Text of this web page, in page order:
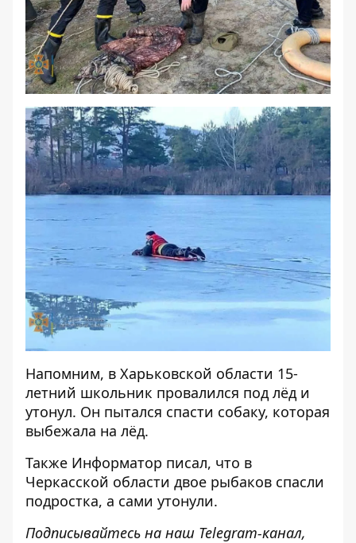
Напомним, в Харьковской области 15-
летний школьник провалился под лёд и
утонул. Он пытался спасти собаку, которая
выбежала на лёд.
Также Информатор писал, что в
Черкасской области двое рыбаков спасли
подростка, а сами утонули.
Подписывайтесь на наш Telegram-канал,